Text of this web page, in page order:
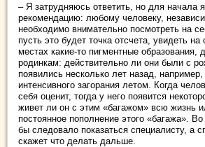
– Я затрудняюсь ответить, но для начала
рекомендацию: любому человеку,
необходимо внимательно посмотреть на
пусть это будет точка отсчета, увидеть
местах какие-то пигментные образования,
родинкам: действительно ли они были с
появились несколько лет назад,
интенсивного загорания летом. Когда
себя оценит, тогда у него появится
живет ли он с этим «багажом» всю жизнь
постоянное пополнение этого «багажа».
бы следовало показаться специалисту, а
скажет что делать дальше.